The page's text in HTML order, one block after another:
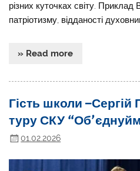
різних куточках світу.
патріотизму, відданості
» Read more
Гість школи –Сергій
туру СКУ
01.02.2026